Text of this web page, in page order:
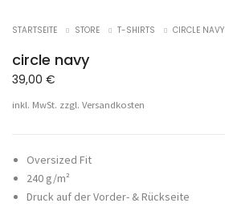
STARTSEITE STORE T-SHIRTS CIRCLE NAVY
circle navy
39,00 €
inkl. MwSt. zzgl. Versandkosten
Oversized Fit
240 g/m²
Druck auf der Vorder- & Rückseite